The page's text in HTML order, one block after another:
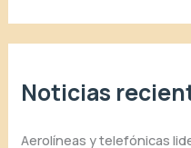
Noticias
Aerolíneas y telefónicas